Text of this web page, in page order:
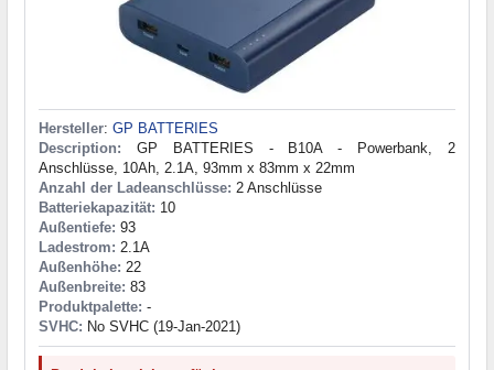
Hersteller: GP BATTERIES
Description: GP BATTERIES - B10A - Powerbank, 2
Anschlüsse, 10Ah, 2.1A, 93mm x 83mm x 22mm
Anzahl der Ladeanschlüsse: 2 Anschlüsse
Batteriekapazität: 10
Außentiefe: 93
Ladestrom: 2.1A
Außenhöhe: 22
Außenbreite: 83
Produktpalette: -
SVHC: No SVHC (19-Jan-2021)